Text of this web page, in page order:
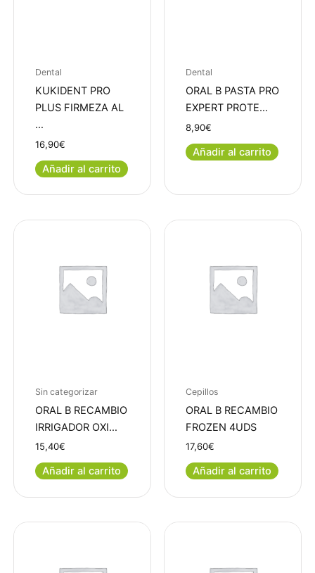
Dental
KUKIDENT PRO
PLUS FIRMEZA AL
…
16,90€
Añadir al carrito
Dental
ORAL B PASTA PRO
EXPERT PROTE…
8,90€
Añadir al carrito
Sin categorizar
ORAL B RECAMBIO
IRRIGADOR OXI…
15,40€
Añadir al carrito
Cepillos
ORAL B RECAMBIO
FROZEN 4UDS
17,60€
Añadir al carrito